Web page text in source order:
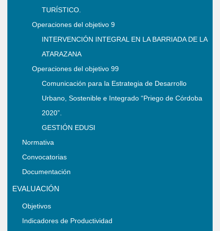
TURÍSTICO.
Operaciones del objetivo 9
INTERVENCIÓN INTEGRAL EN LA BARRIADA DE LA
ATARAZANA
Operaciones del objetivo 99
Comunicación para la Estrategia de Desarrollo
Urbano, Sostenible e Integrado “Priego de Córdoba
2020”.
GESTIÓN EDUSI
Normativa
Convocatorias
Documentación
EVALUACIÓN
Objetivos
Indicadores de Productividad